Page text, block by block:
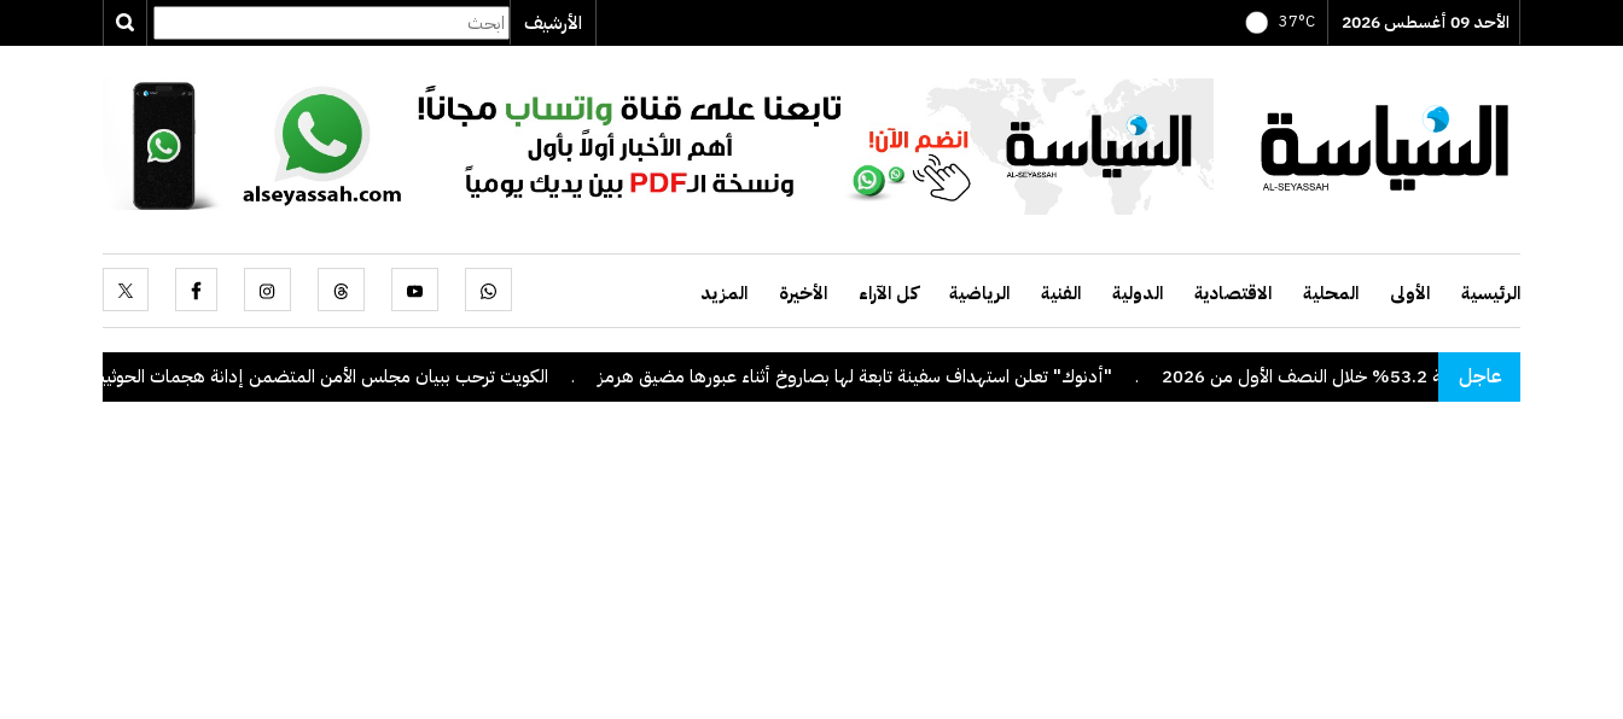
الأحد 09 أغسطس 2026 37°C الأرشيف
الرئيسية الأولى المحلية الاقتصادية الدولية الفنية الرياضية كل الآراء الأخيرة المزيد
عاجل
53.2% خلال النصف الأول من 2026 . "أدنوك" تعلن استهداف سفينة تابعة لها بصاروخ أثناء عبورها مضيق هرمز . الكويت ترحب ببيان مجلس الأمن المتضمن إدانة هجمات الحوثيين على السعودية